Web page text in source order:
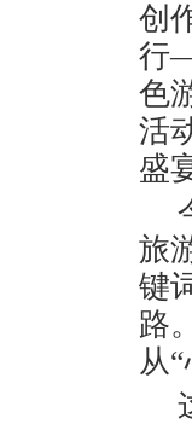
创
行
色
活
盛
旅
键
路
从